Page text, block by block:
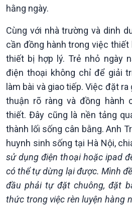
Tin Văn hoá & Du lịch
Câu chuyện Thể thao
E-
hằng ngày.
Cùng với nhà trường và dinh
cần đồng hành trong việc
thiết bị hợp lý. Trẻ nhỏ ngày
điện thoại không chỉ để giải
làm bài và giao tiếp. Việc đặt
thuận rõ ràng và đồng hành
thiết. Đây cũng là nền tảng
thành lối sống cân bằng. Anh
huynh sinh sống tại Hà Nội,
sử dụng điện thoại hoặc ipad
có thể tự dừng lại được. Mình
đầu phải tự đặt chuông, đặt
thức trong việc rèn luyện hàng